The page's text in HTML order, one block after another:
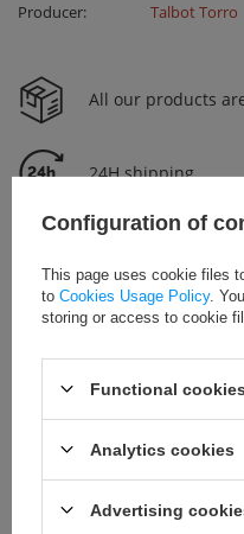
Producer: Talbot Torro
All our products
24H shipping
Call for price
Add
Configuration of
This page uses cookie files
to Cookies Usage Policy.
storing or access to cookie
Functional
Analytics cookies
Advertising